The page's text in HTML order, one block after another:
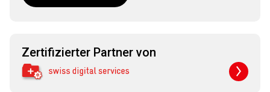
Zertifizierter Partner von